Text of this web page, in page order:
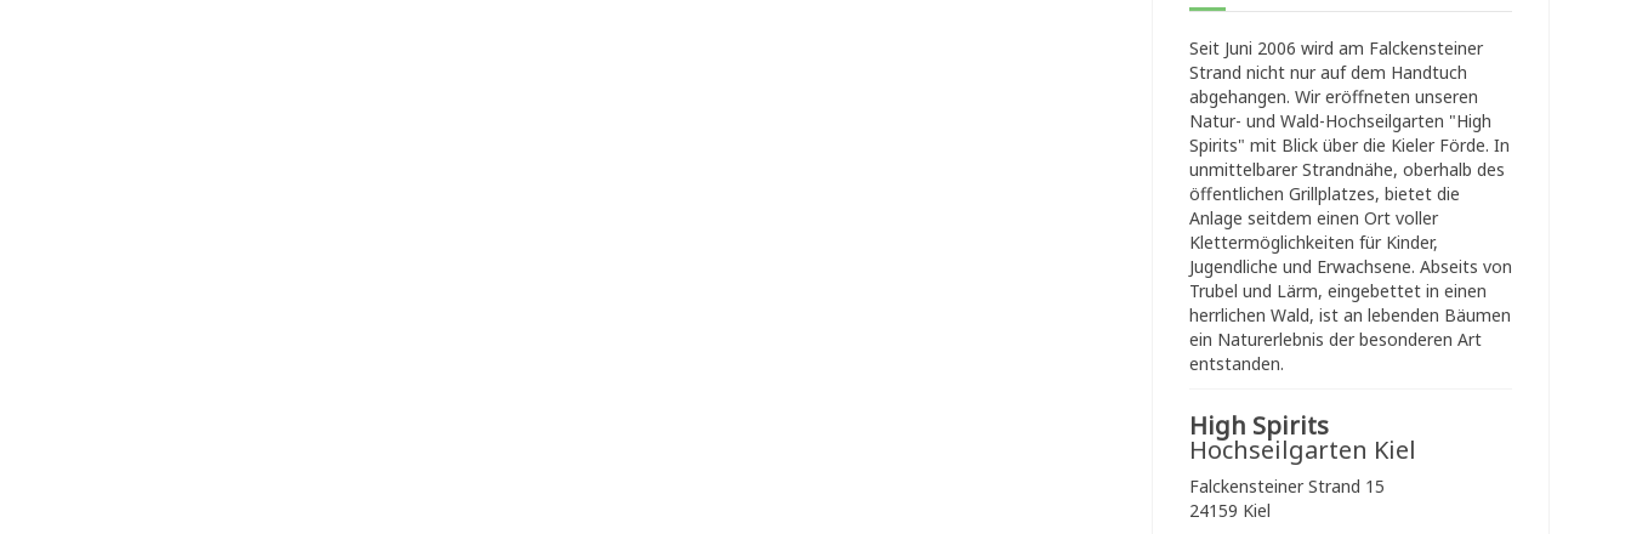
Seit Juni 2006 wird am Falckensteiner
Strand nicht nur auf dem Handtuch
abgehangen. Wir eröffneten unseren
Natur- und Wald-Hochseilgarten "High
Spirits" mit Blick über die Kieler Förde. In
unmittelbarer Strandnähe, oberhalb des
öffentlichen Grillplatzes, bietet die
Anlage seitdem einen Ort voller
Klettermöglichkeiten für Kinder,
Jugendliche und Erwachsene. Abseits von
Trubel und Lärm, eingebettet in einen
herrlichen Wald, ist an lebenden Bäumen
ein Naturerlebnis der besonderen Art
entstanden.
High Spirits
Hochseilgarten Kiel
Falckensteiner Strand 15
24159 Kiel